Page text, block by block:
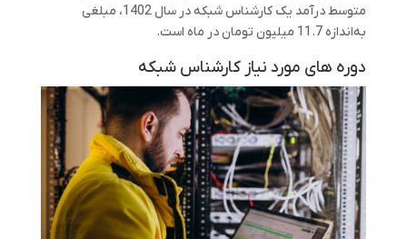
متوسط درآمد یک کارشناس شبکه در سال 1402، مبلغی
به‌اندازه 11.7 میلیون تومان در ماه است.
دوره های مورد نیاز کارشناس شبکه